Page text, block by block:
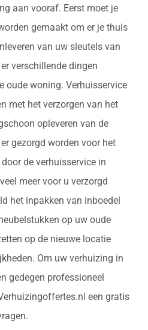
aan vooraf. Eerst moet je
gemaakt om er je thuis
van uw sleutels van
verschillende dingen
oude woning. Verhuisservice
met het verzorgen van het
opleveren van de
gezorgd worden voor het
de verhuisservice in
meer voor u verzorgd
het inpakken van inboedel
op uw oude
op de nieuwe locatie
Om uw verhuizing in
gedegen professioneel
een gratis